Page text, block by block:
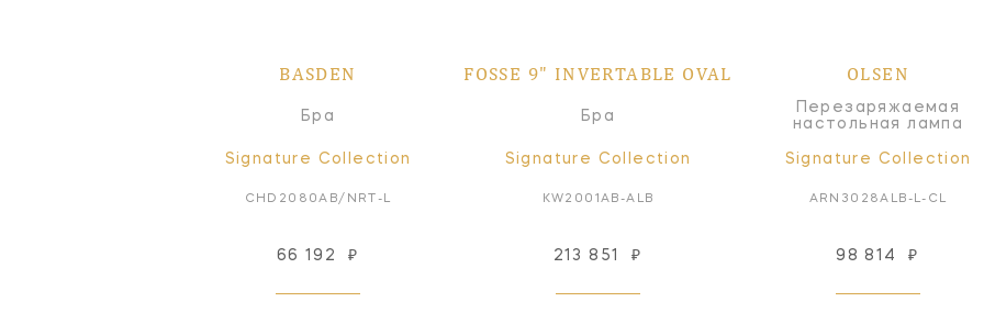
BASDEN
Бра
Signature Collection
CHD2080AB/NRT-L
66 192 ₽
FOSSE 9" INVERTABLE OVAL
Бра
Signature Collection
KW2001AB-ALB
213 851 ₽
OLSEN
Перезаряжаемая
настольная лампа
Signature Collection
ARN3028ALB-L-CL
98 814 ₽